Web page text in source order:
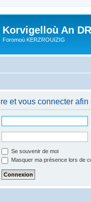
Korvigelloù An
Foromoù KERZROUIZIG
et vous connecter
Se souvenir de moi
Masquer ma présence lors de